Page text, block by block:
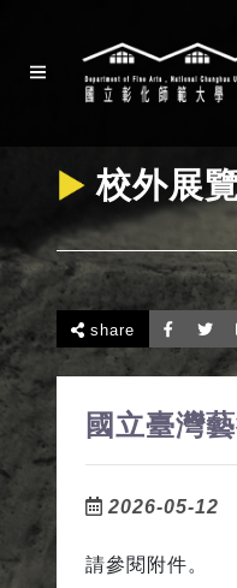
校外展
share
國立臺灣
2026-05-12
請參閱附件。